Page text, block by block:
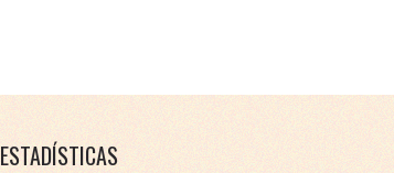
ESTADÍSTICAS